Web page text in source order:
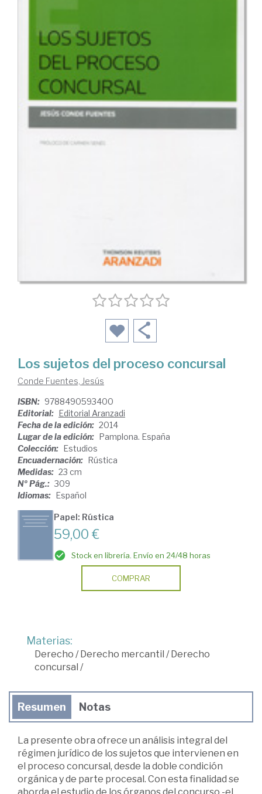
Los sujetos del proceso concursal
Conde Fuentes, Jesús
ISBN: 9788490593400
Editorial: Editorial Aranzadi
Fecha de la edición: 2014
Lugar de la edición: Pamplona. España
Colección: Estudios
Encuadernación: Rústica
Medidas: 23 cm
Nº Pág.: 309
Idiomas: Español
Papel: Rústica
59,00 €
Stock en librería. Envío en 24/48 horas
COMPRAR
Materias:
Derecho / Derecho mercantil / Derecho
concursal /
Resumen Notas
La presente obra ofrece un análisis integral del
régimen jurídico de los sujetos que intervienen en
el proceso concursal, desde la doble condición
orgánica y de parte procesal. Con esta finalidad se